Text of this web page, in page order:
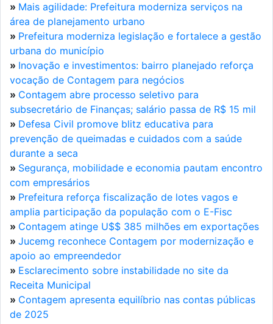
» Mais agilidade: Prefeitura moderniza serviços na
área de planejamento urbano
» Prefeitura moderniza legislação e fortalece a gestão
urbana do município
» Inovação e investimentos: bairro planejado reforça
vocação de Contagem para negócios
» Contagem abre processo seletivo para
subsecretário de Finanças; salário passa de R$ 15 mil
» Defesa Civil promove blitz educativa para
prevenção de queimadas e cuidados com a saúde
durante a seca
» Segurança, mobilidade e economia pautam encontro
com empresários
» Prefeitura reforça fiscalização de lotes vagos e
amplia participação da população com o E-Fisc
» Contagem atinge U$$ 385 milhões em exportações
» Jucemg reconhece Contagem por modernização e
apoio ao empreendedor
» Esclarecimento sobre instabilidade no site da
Receita Municipal
» Contagem apresenta equilíbrio nas contas públicas
de 2025